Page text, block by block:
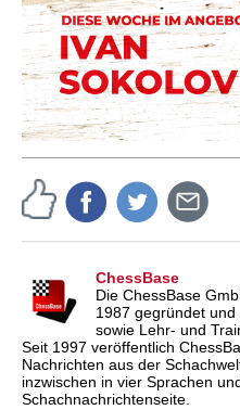
ChessBase
Die ChessBase
1987 gegründet
sowie Lehr- und
Seit 1997 veröffentlich
Nachrichten aus der
inzwischen in vier Sprachen
Schachnachrichtenseite.